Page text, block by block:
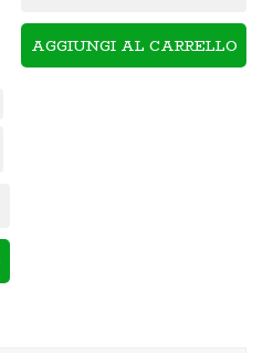
AGGIUNGI AL CARRELLO